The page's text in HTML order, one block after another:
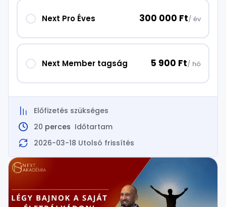
Next Pro Éves 300 000 Ft/ év
Next Member tagság 5 900 Ft/ hó
Előfizetés szükséges
20 perces Időtartam
2026-03-18 Utolsó frissítés